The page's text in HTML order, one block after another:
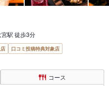
駅 徒歩3分
口コミ投稿特典対象店
コース